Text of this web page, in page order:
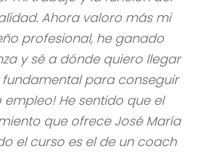
Ahora valoro más mi
profesional, he ganado
y sé a dónde quiero llegar
fundamental para conseguir
empleo! He sentido que el
que ofrece José María
el curso es el de un coach